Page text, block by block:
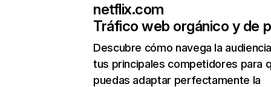
netflix.com
Tráfico web orgánico y de
Descubre cómo navega la
tus principales competidores para
puedas adaptar perfectamente la